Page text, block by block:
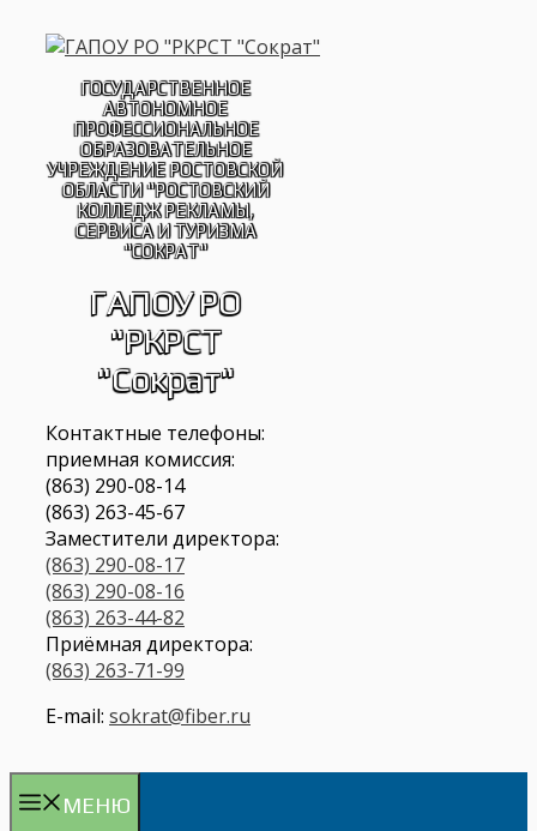
содержимому
ГОСУДАРСТВЕННОЕ
АВТОНОМНОЕ
ПРОФЕССИОНАЛЬНОЕ
ОБРАЗОВАТЕЛЬНОЕ
УЧРЕЖДЕНИЕ РОСТОВСКОЙ
ОБЛАСТИ "РОСТОВСКИЙ
КОЛЛЕДЖ РЕКЛАМЫ,
СЕРВИСА И ТУРИЗМА
"СОКРАТ"
ГАПОУ РО
"РКРСТ
"Сократ"
Контактные телефоны:
приемная комиссия:
(863) 290-08-14
(863) 263-45-67
Заместители директора:
(863) 290-08-17
(863) 290-08-16
(863) 263-44-82
Приёмная директора:
(863) 263-71-99
E-mail: sokrat@fiber.ru
МЕНЮ